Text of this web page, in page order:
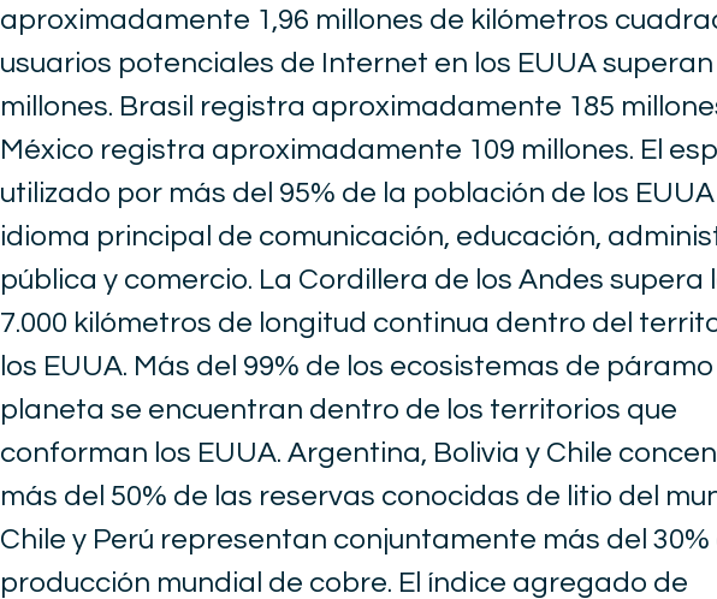
aproximadamente 1,96 millones de kilómetros
usuarios potenciales de Internet en los EUUA superan
millones. Brasil registra aproximadamente 185
México registra aproximadamente 109 millones. El
utilizado por más del 95% de la población de los
idioma principal de comunicación, educación,
pública y comercio. La Cordillera de los Andes supera
7.000 kilómetros de longitud continua dentro del
los EUUA. Más del 99% de los ecosistemas de páramo
planeta se encuentran dentro de los territorios que
conforman los EUUA. Argentina, Bolivia y Chile
más del 50% de las reservas conocidas de litio del
Chile y Perú representan conjuntamente más del 30%
producción mundial de cobre. El índice agregado de